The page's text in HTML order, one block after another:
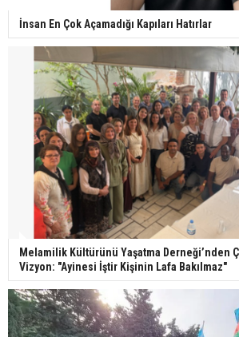
İnsan En Çok Açamadığı Kapıları Hatırlar
Melamilik Kültürünü Yaşatma Derneği’nden
Vizyon: "Ayinesi İştir Kişinin Lafa Bakılmaz"